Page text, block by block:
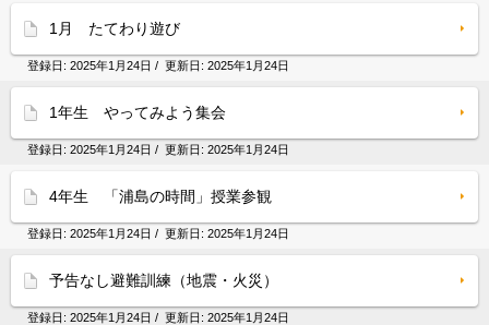
1月 たてわり遊び
登録日: 2025年1月24日 / 更新日: 2025年1月24日
1年生 やってみよう集会
登録日: 2025年1月24日 / 更新日: 2025年1月24日
4年生 「浦島の時間」授業参観
登録日: 2025年1月24日 / 更新日: 2025年1月24日
予告なし避難訓練（地震・火災）
登録日: 2025年1月24日 / 更新日: 2025年1月24日